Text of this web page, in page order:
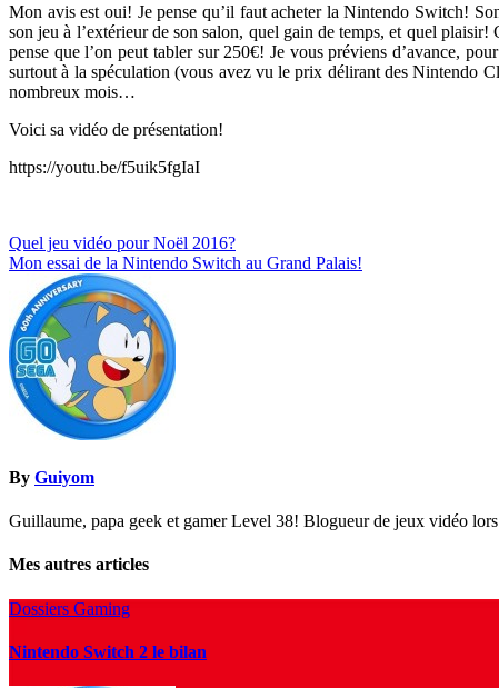
Mon avis est oui! Je pense qu’il faut acheter la Nintendo Switch!
son jeu à l’extérieur de son salon, quel gain de temps, et quel
pense que l’on peut tabler sur 250€! Je vous préviens d’avance,
surtout à la spéculation (vous avez vu le prix délirant des Nintendo
nombreux mois…
Voici sa vidéo de présentation!
https://youtu.be/f5uik5fgIaI
Navigation
de
l’article
Quel jeu vidéo pour Noël 2016?
Mon essai de la Nintendo Switch au Grand Palais!
By Guiyom
Guillaume, papa geek et gamer Level 38! Blogueur de jeux vidéo
Mes autres articles
Dossiers Gaming
Nintendo Switch 2 le bilan